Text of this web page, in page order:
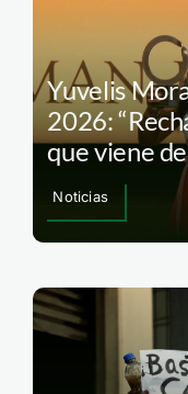
Yuvelis
2026:
que viene
Noticias